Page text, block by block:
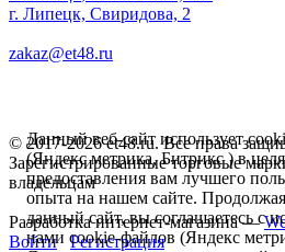
г. Липецк, Свиридова, 2
zakaz@et48.ru
© 2017-2026 et48.ru. Все права
Зарегистрированные торговые
владельцам
Разработка интернет-магазина —
Войти
Регистрация
Данный веб-сайт использует
(Яндекс метрика, Битрикс ) в
предоставления вам лучшего
опыта на нашем сайте. Продолжая
данный сайт, вы соглашаетесь с
нами cookie-файлов (Яндекс